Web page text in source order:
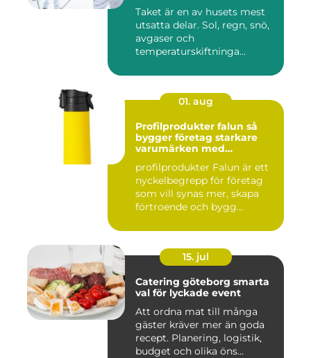
Taket är en av husets mest
utsatta delar. Sol, regn, snö,
avgaser och
temperaturskiftninga...
01. aug
Profilprodukter falun så
bygger företag starkare
varumärken med
profilprodukter Falun är ett
nyckelbegrepp för företag
som vill synas mer, skapa
förtroende och bygg...
15. jul
Catering göteborg smarta
val för lyckade event
Att ordna mat till många
gäster kräver mer än goda
recept. Planering, logistik,
budget och olika öns...